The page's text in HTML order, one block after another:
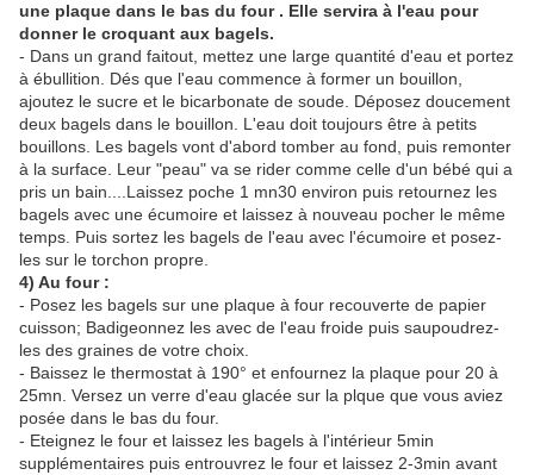
une plaque dans le bas du four . Elle servira à l'eau pour
donner le croquant aux bagels.
- Dans un grand faitout, mettez une large quantité d'eau et portez
à ébullition. Dés que l'eau commence à former un bouillon,
ajoutez le sucre et le bicarbonate de soude. Déposez doucement
deux bagels dans le bouillon. L'eau doit toujours être à petits
bouillons. Les bagels vont d'abord tomber au fond, puis remonter
à la surface. Leur "peau" va se rider comme celle d'un bébé qui a
pris un bain....Laissez poche 1 mn30 environ puis retournez les
bagels avec une écumoire et laissez à nouveau pocher le même
temps. Puis sortez les bagels de l'eau avec l'écumoire et posez-
les sur le torchon propre.
4) Au four :
- Posez les bagels sur une plaque à four recouverte de papier
cuisson; Badigeonnez les avec de l'eau froide puis saupoudrez-
les des graines de votre choix.
- Baissez le thermostat à 190° et enfournez la plaque pour 20 à
25mn. Versez un verre d'eau glacée sur la plque que vous aviez
posée dans le bas du four.
- Eteignez le four et laissez les bagels à l'intérieur 5min
supplémentaires puis entrouvrez le four et laissez 2-3min avant